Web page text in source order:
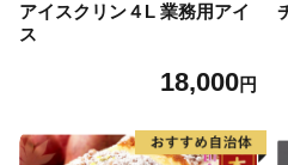
アイスクリン４L 業務用アイ
ス
18,000円